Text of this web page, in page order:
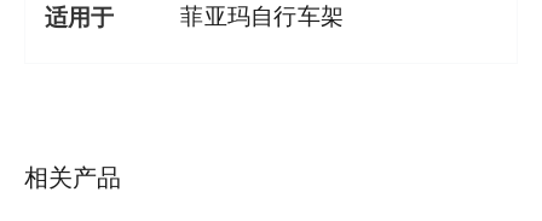
适用于 菲亚玛自行车架
相关产品